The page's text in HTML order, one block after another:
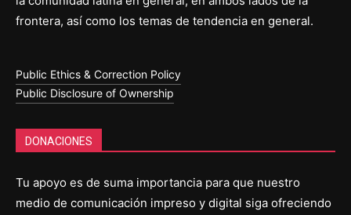
frontera, así como los temas de tendencia en general.
Public Ethics & Correction Policy
Public Disclosure of Ownership
DONACIONES
Tu apoyo es de suma importancia para que nuestro
medio de comunicación impreso y digital siga ofreciendo